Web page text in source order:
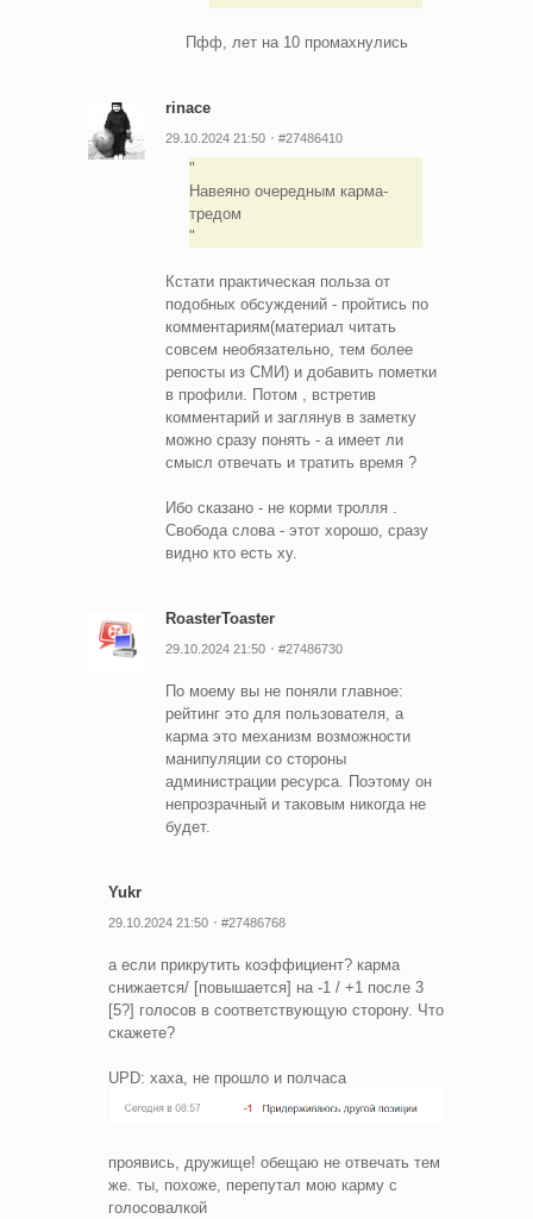
Пфф, лет на 10 промахнулись
rinace
29.10.2024 21:50 #27486410
Навеяно очередным карма-
тредом
Кстати практическая польза от
подобных обсуждений - пройтись по
комментариям(материал читать
совсем необязательно, тем более
репосты из СМИ) и добавить пометки
в профили. Потом , встретив
комментарий и заглянув в заметку
можно сразу понять - а имеет ли
смысл отвечать и тратить время ?
Ибо сказано - не корми тролля .
Свобода слова - этот хорошо, сразу
видно кто есть ху.
RoasterToaster
29.10.2024 21:50 #27486730
По моему вы не поняли главное:
рейтинг это для пользователя, а
карма это механизм возможности
манипуляции со стороны
администрации ресурса. Поэтому он
непрозрачный и таковым никогда не
будет.
Yukr
29.10.2024 21:50 #27486768
а если прикрутить коэффициент? карма
снижается/ [повышается] на -1 / +1 после 3
[5?] голосов в соответствующую сторону. Что
скажете?
UPD: хаха, не прошло и полчаса
проявись, дружище! обещаю не отвечать тем
же. ты, похоже, перепутал мою карму с
голосовалкой